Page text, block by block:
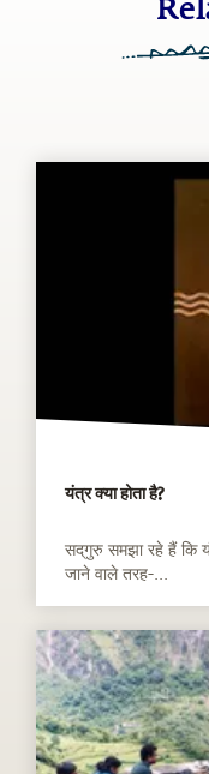
यंत्र क्या होता है?
सद्‌गुरु समझा रहे हैं कि
जाने वाले तरह-...